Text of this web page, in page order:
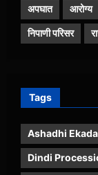
अपघात आरोग्य
निपाणी परिसर
Tags
Ashadhi
Dindi